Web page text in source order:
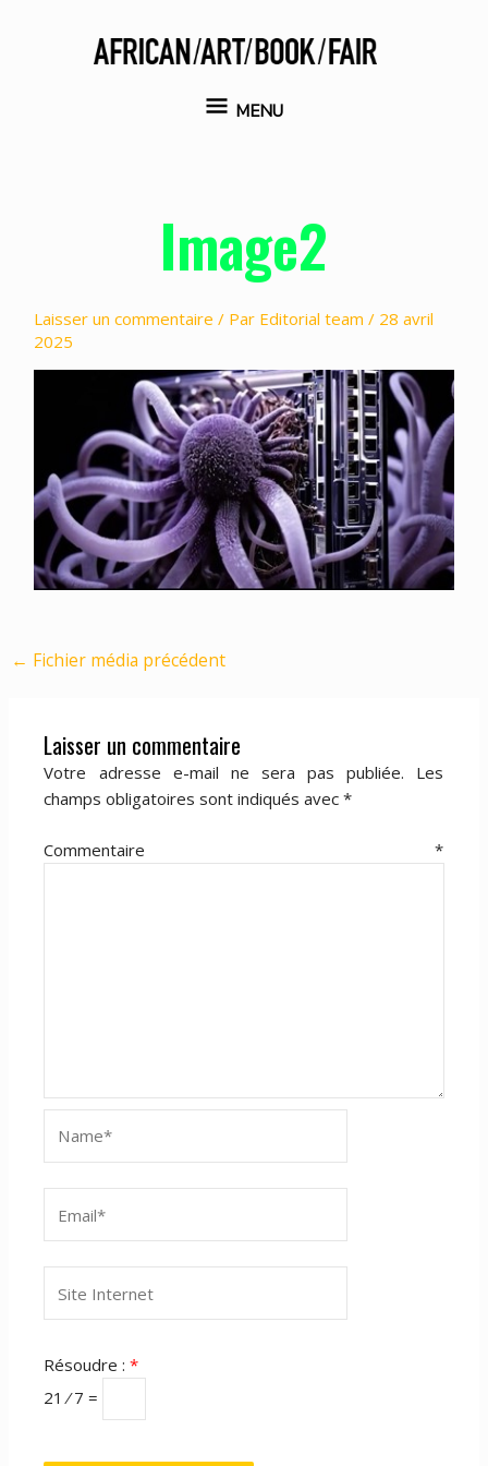
MENU
MENU
Image2
Laisser un commentaire / Par Editorial team / 28 avril
2025
← Fichier média précédent
Laisser un commentaire
Votre adresse e-mail ne sera pas publiée.
Les
champs obligatoires sont indiqués avec*
Commentaire*
Internet
Résoudre :*
21 ⁄ 7 =